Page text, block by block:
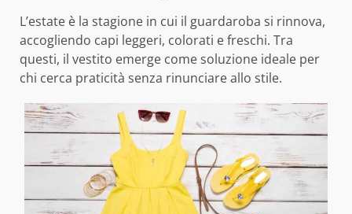
L’estate è la stagione in cui il guardaroba si rinnova,
accogliendo capi leggeri, colorati e freschi. Tra
questi, il vestito emerge come soluzione ideale per
chi cerca praticità senza rinunciare allo stile.